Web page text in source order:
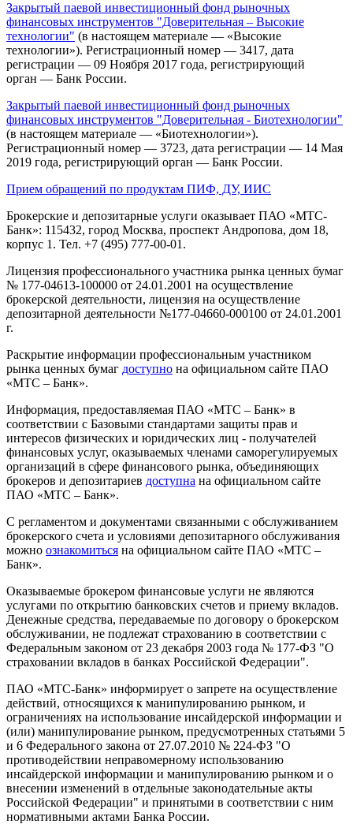
Закрытый паевой инвестиционный фонд рыночных
финансовых инструментов "Доверительная – Высокие
технологии" (в настоящем материале — «Высокие
технологии»). Регистрационный номер — 3417, дата
регистрации — 09 Ноября 2017 года, регистрирующий
орган — Банк России.
Закрытый паевой инвестиционный фонд рыночных
финансовых инструментов "Доверительная - Биотехнологии"
(в настоящем материале — «Биотехнологии»).
Регистрационный номер — 3723, дата регистрации — 14 Мая
2019 года, регистрирующий орган — Банк России.
Прием обращений по продуктам ПИФ, ДУ, ИИС
Брокерские и депозитарные услуги оказывает ПАО «МТС-
Банк»: 115432, город Москва, проспект Андропова, дом 18,
корпус 1. Тел. +7 (495) 777-00-01.
Лицензия профессионального участника рынка ценных бумаг
№ 177-04613-100000 от 24.01.2001 на осуществление
брокерской деятельности, лицензия на осуществление
депозитарной деятельности №177-04660-000100 от 24.01.2001
г.
Раскрытие информации профессиональным участником
рынка ценных бумаг доступно на официальном сайте ПАО
«МТС – Банк».
Информация, предоставляемая ПАО «МТС – Банк» в
соответствии с Базовыми стандартами защиты прав и
интересов физических и юридических лиц - получателей
финансовых услуг, оказываемых членами саморегулируемых
организаций в сфере финансового рынка, объединяющих
брокеров и депозитариев доступна на официальном сайте
ПАО «МТС – Банк».
С регламентом и документами связанными с обслуживанием
брокерского счета и условиями депозитарного обслуживания
можно ознакомиться на официальном сайте ПАО «МТС –
Банк».
Оказываемые брокером финансовые услуги не являются
услугами по открытию банковских счетов и приему вкладов.
Денежные средства, передаваемые по договору о брокерском
обслуживании, не подлежат страхованию в соответствии с
Федеральным законом от 23 декабря 2003 года № 177-ФЗ "О
страховании вкладов в банках Российской Федерации".
ПАО «МТС-Банк» информирует о запрете на осуществление
действий, относящихся к манипулированию рынком, и
ограничениях на использование инсайдерской информации и
(или) манипулирование рынком, предусмотренных статьями 5
и 6 Федерального закона от 27.07.2010 № 224-ФЗ "О
противодействии неправомерному использованию
инсайдерской информации и манипулированию рынком и о
внесении изменений в отдельные законодательные акты
Российской Федерации" и принятыми в соответствии с ним
нормативными актами Банка России.